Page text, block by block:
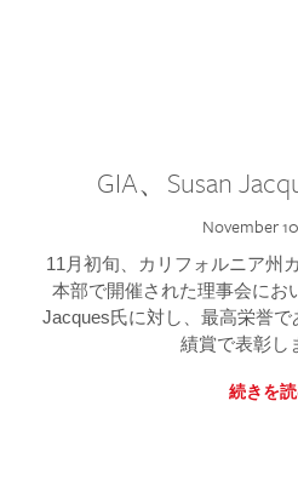
GIA、Susan
November
11月初旬、カリフォルニア州
本部で開催された理事会にお
Jacques氏に対し、最高栄誉で
績賞で表彰し
続きを